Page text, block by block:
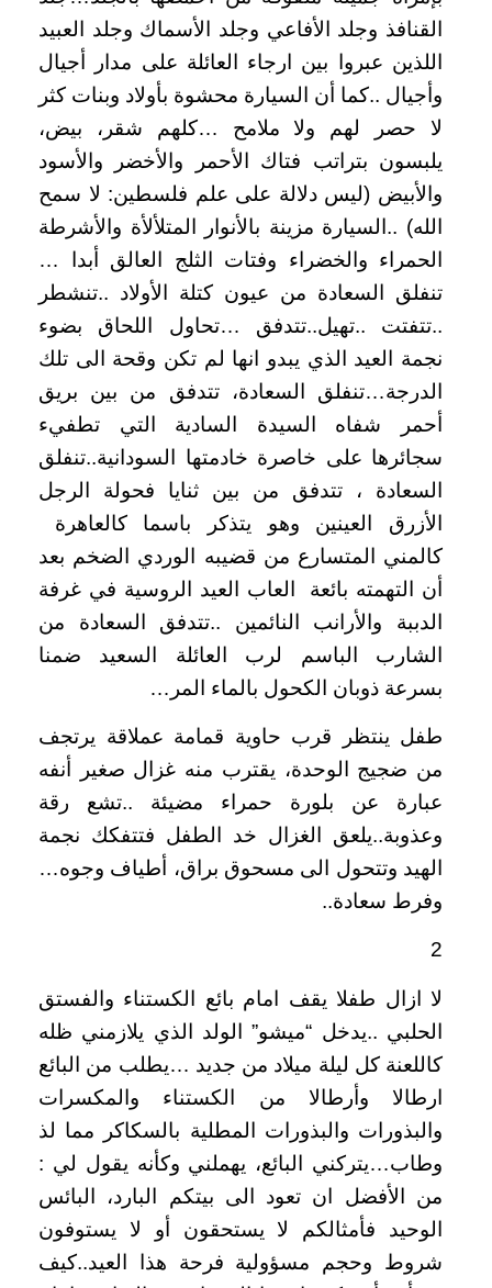
القنافذ وجلد الأفاعي وجلد الأسماك وجلد العبيد
اللذين عبروا بين ارجاء العائلة على مدار أجيال
وأجيال ..كما أن السيارة محشوة بأولاد وبنات كثر
لا حصر لهم ولا ملامح …كلهم شقر، بيض،
يلبسون بتراتب فتاك الأحمر والأخضر والأسود
والأبيض (ليس دلالة على علم فلسطين: لا سمح
الله) ..السيارة مزينة بالأنوار المتلألأة والأشرطة
الحمراء والخضراء وفتات الثلج العالق أبدا …
تنفلق السعادة من عيون كتلة الأولاد ..تنشطر
..تتفتت ..تهيل..تتدفق …تحاول اللحاق بضوء
نجمة العيد الذي يبدو انها لم تكن وقحة الى تلك
الدرجة…تنفلق السعادة، تتدفق من بين بريق
أحمر شفاه السيدة السادية التي تطفيء
سجائرها على خاصرة خادمتها السودانية..تنفلق
السعادة ، تتدفق من بين ثنايا فحولة الرجل
الأزرق العينين وهو يتذكر باسما كالعاهرة
كالمني المتسارع من قضيبه الوردي الضخم بعد
أن التهمته بائعة العاب العيد الروسية في غرفة
الدببة والأرانب النائمين ..تتدفق السعادة من
الشارب الباسم لرب العائلة السعيد ضمنا
بسرعة ذوبان الكحول بالماء المر…
طفل ينتظر قرب حاوية قمامة عملاقة يرتجف
من ضجيج الوحدة، يقترب منه غزال صغير أنفه
عبارة عن بلورة حمراء مضيئة ..تشع رقة
وعذوبة..يلعق الغزال خد الطفل فتتفكك نجمة
الهيد وتتحول الى مسحوق براق، أطياف وجوه…
وفرط سعادة..
2
لا ازال طفلا يقف امام بائع الكستناء والفستق
الحلبي ..يدخل “ميشو” الولد الذي يلازمني ظله
كاللعنة كل ليلة ميلاد من جديد …يطلب من البائع
ارطالا وأرطالا من الكستناء والمكسرات
والبذورات والبذورات المطلية بالسكاكر مما لذ
وطاب…يتركني البائع، يهملني وكأنه يقول لي :
من الأفضل ان تعود الى بيتكم البارد، البائس
الوحيد فأمثالكم لا يستحقون أو لا يستوفون
شروط وحجم مسؤولية فرحة هذا العيد..كيف